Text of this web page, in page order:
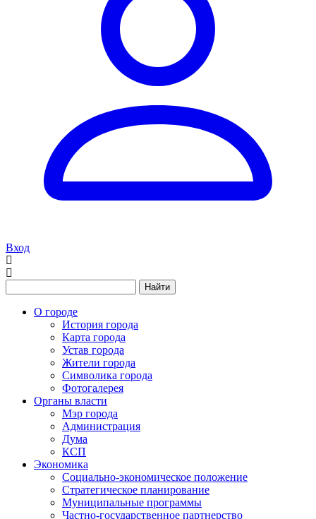
Вход
Найти
О городе
История города
Карта города
Устав города
Жители города
Символика города
Фотогалерея
Органы власти
Мэр города
Администрация
Дума
КСП
Экономика
Социально-экономическое положение
Стратегическое планирование
Муниципальные программы
Частно-государственное партнерство